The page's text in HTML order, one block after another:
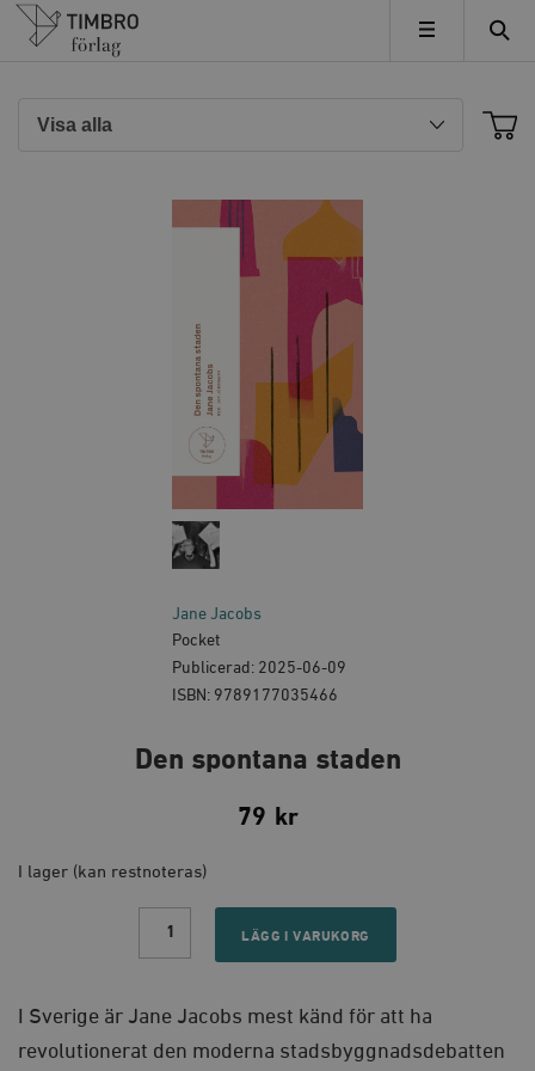
Timbro
MENY
Jane Jacobs
Pocket
Publicerad: 2025-06-09
ISBN: 9789177035466
Den spontana staden
79 kr
I lager (kan restnoteras)
spontana
LÄGG I VARUKORG
I Sverige är Jane Jacobs mest känd för att ha
revolutionerat den moderna stadsbyggnadsdebatten